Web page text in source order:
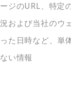
ージのURL、特定
況および当社のウ
った日時など、単
ない情報